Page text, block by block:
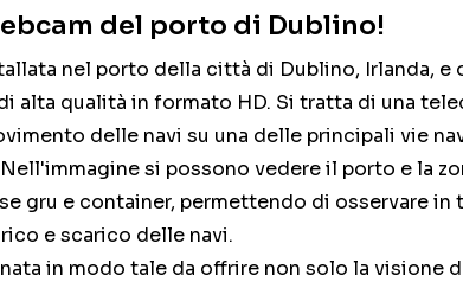
del porto di Dublino!
nel porto della città di Dublino, Irlanda, e
alta qualità in formato HD. Si tratta di una
delle navi su una delle principali vie
si possono vedere il porto e la
gru e container, permettendo di osservare in
e scarico delle navi.
in modo tale da offrire non solo la visione